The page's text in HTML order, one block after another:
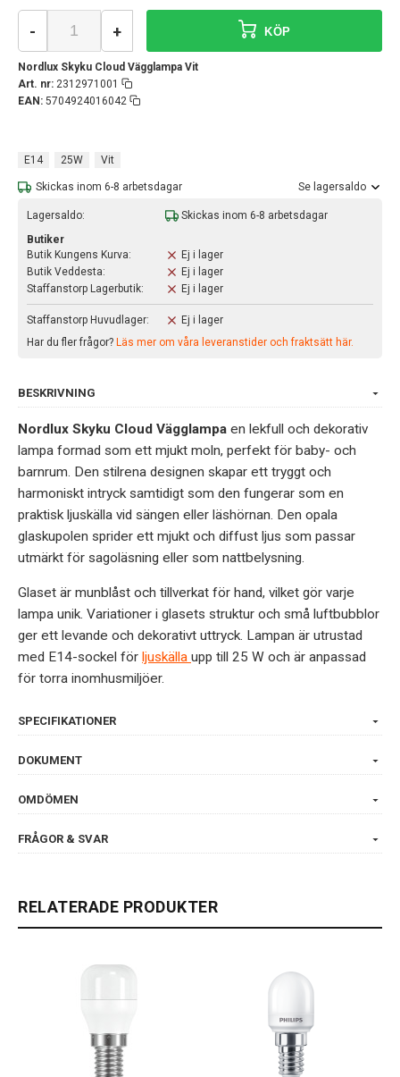
Nordlux Skyku Cloud Vägglampa Vit
Art. nr: 2312971001
EAN: 5704924016042
- + KÖP
E14 25W Vit
Skickas inom 6-8 arbetsdagar Se lagersaldo
Lagersaldo:
Skickas inom 6-8 arbetsdagar
Butiker
Butik Kungens Kurva:
Ej i lager
Butik Veddesta:
Ej i lager
Staffanstorp Lagerbutik:
Ej i lager
Staffanstorp Huvudlager:
Ej i lager
Har du fler frågor? Läs mer om våra leveranstider och fraktsätt här.
BESKRIVNING
Nordlux Skyku Cloud Vägglampa en lekfull och dekorativ
lampa formad som ett mjukt moln, perfekt för baby- och
barnrum. Den stilrena designen skapar ett tryggt och
harmoniskt intryck samtidigt som den fungerar som en
praktisk ljuskälla vid sängen eller läshörnan. Den opala
glaskupolen sprider ett mjukt och diffust ljus som passar
utmärkt för sagoläsning eller som nattbelysning.
Glaset är munblåst och tillverkat för hand, vilket gör varje
lampa unik. Variationer i glasets struktur och små luftbubblor
ger ett levande och dekorativt uttryck. Lampan är utrustad
med E14-sockel för ljuskälla upp till 25 W och är anpassad
för torra inomhusmiljöer.
SPECIFIKATIONER
DOKUMENT
OMDÖMEN
FRÅGOR & SVAR
RELATERADE PRODUKTER